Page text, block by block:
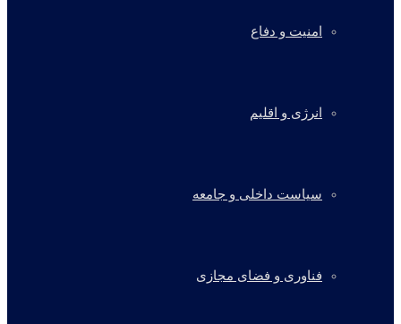
امنیت و دفاع
انرژی و اقلیم
سیاست داخلی و جامعه
فناوری و فضای مجازی